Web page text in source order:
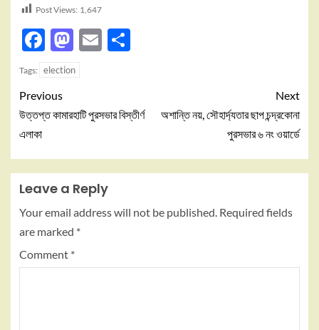
Post Views: 1,647
Facebook
Mastodon
Email
Tags: election
Previous
উত্তপ্ত কামারহাটি পুরসভার বিস্তীর্ণ
এলাকা
Next
অশান্তি নয়, সৌহার্দ্যতার ছাপ চন্দ্রকোনা
পুরসভার ৬ নং ওয়ার্ডে
Leave a Reply
Your email address will not be published. Required fields
are marked *
Comment *